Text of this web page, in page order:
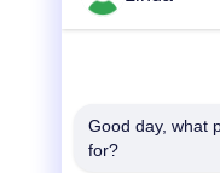
Schnelle
Tel.
Good day, what
for?